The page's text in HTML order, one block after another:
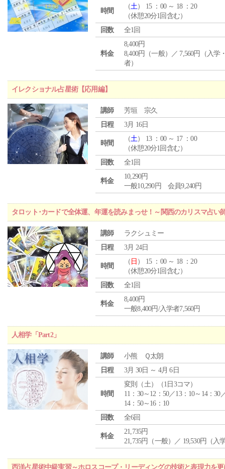
時間
（土） 15 ：00 ～ 18 ：20
（休憩20分1回含む）
回数
全1回
料金
8,400円
8,400円（一般）／ 7,560円（入学
者）
イレクショナル占星術【応用編】
講師
芳垣 宗久
日程
3月 16日
時間
（土） 13 ：00 ～ 17 ：00
（休憩20分1回含む）
回数
全1回
料金
10,290円
一般10,290円 会員9,240円
タロット･カードで全体運、年運を読みまっせ！～関西のカリスマ占い
講師
ラクシュミー
日程
3月 24日
時間
（ 日 ） 15 ：00 ～ 18 ：20
（休憩20分1回含む）
回数
全1回
料金
8,400円
一般8,400円/入学者7,560円
人相学「Part2」
講師
小熊 Ｑ太朗
日程
3月 30日 ～ 4月 6日
時間
変則（土）（1日3コマ）
11：30～12：50／13：10～14：30
14：50～16：10
回数
全6回
料金
21,735円
21,735円（一般）／ 19,530円（入
西洋占星術中級実習～ホロスコープ・リーディングの技術と表現力を